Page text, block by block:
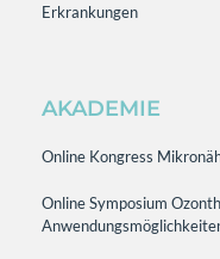
Erkrankungen
AKADEMIE
Online Kongress
Online Symposium